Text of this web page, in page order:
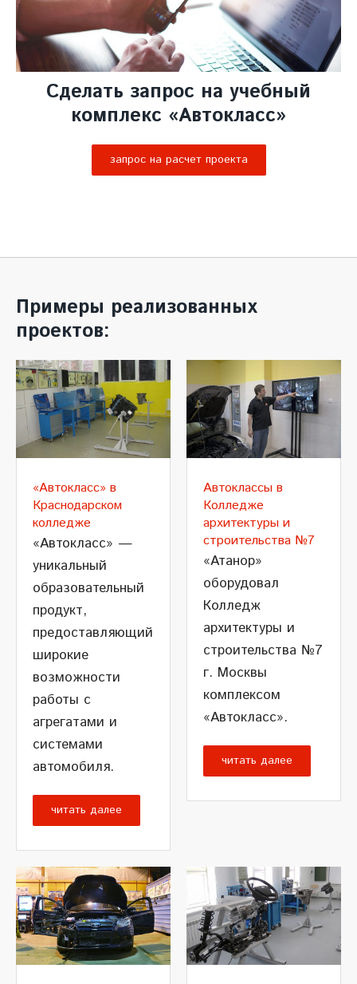
Сделать запрос на учебный
комплекс «Автокласс»
запрос на расчет проекта
Примеры реализованных
проектов:
«Автокласс» в
Краснодарском
колледже
«Автокласс» —
уникальный
образовательный
продукт,
предоставляющий
широкие
возможности
работы с
агрегатами и
системами
автомобиля.
читать далее
Автоклассы в
Колледже
архитектуры и
строительства №7
«Атанор»
оборудовал
Колледж
архитектуры и
строительства №7
г. Москвы
комплексом
«Автокласс».
читать далее